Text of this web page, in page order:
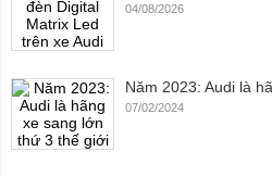
04/08/2026
Năm 2023: Audi là
07/02/2024